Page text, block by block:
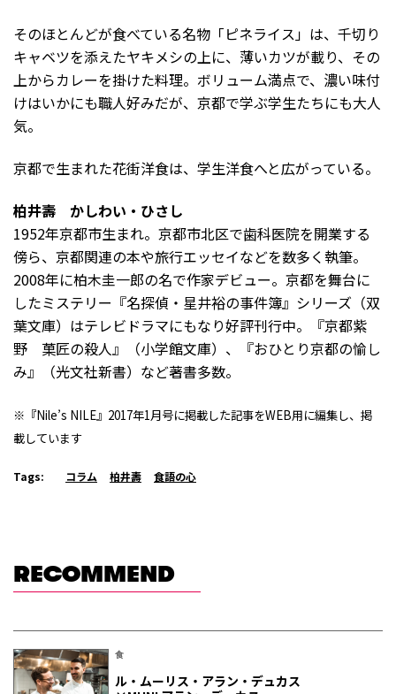
そのほとんどが食べている名物「ピネライス」は、千切り
キャベツを添えたヤキメシの上に、薄いカツが載り、その
上からカレーを掛けた料理。ボリューム満点で、濃い味付
けはいかにも職人好みだが、京都で学ぶ学生たちにも大人
気。
京都で生まれた花街洋食は、学生洋食へと広がっている。
柏井壽 かしわい・ひさし
1952年京都市生まれ。京都市北区で歯科医院を開業する
傍ら、京都関連の本や旅行エッセイなどを数多く執筆。
2008年に柏木圭一郎の名で作家デビュー。京都を舞台に
したミステリー『名探偵・星井裕の事件簿』シリーズ（双
葉文庫）はテレビドラマにもなり好評刊行中。『京都紫
野 菓匠の殺人』（小学館文庫）、『おひとり京都の愉し
み』（光文社新書）など著書多数。
※『Nile’s NILE』2017年1月号に掲載した記事をWEB用に編集し、掲
載しています
Tags: コラム 柏井壽 食語の心
RECOMMEND
食
ル・ムーリス・アラン・デュカス